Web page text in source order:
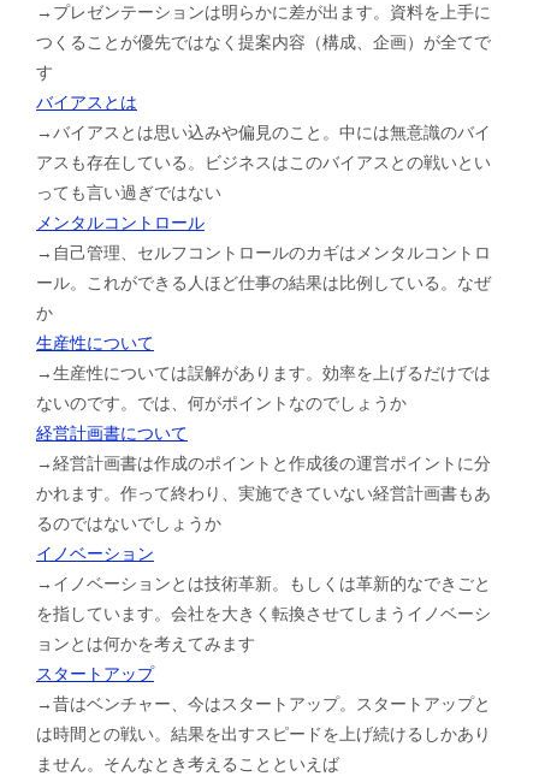
→プレゼンテーションは明らかに差が出ます。資料を上手に
つくることが優先ではなく提案内容（構成、企画）が全てで
す
バイアスとは
→バイアスとは思い込みや偏見のこと。中には無意識のバイ
アスも存在している。ビジネスはこのバイアスとの戦いとい
っても言い過ぎではない
メンタルコントロール
→自己管理、セルフコントロールのカギはメンタルコントロ
ール。これができる人ほど仕事の結果は比例している。なぜ
か
生産性について
→生産性については誤解があります。効率を上げるだけでは
ないのです。では、何がポイントなのでしょうか
経営計画書について
→経営計画書は作成のポイントと作成後の運営ポイントに分
かれます。作って終わり、実施できていない経営計画書もあ
るのではないでしょうか
イノベーション
→イノベーションとは技術革新。もしくは革新的なできごと
を指しています。会社を大きく転換させてしまうイノベーシ
ョンとは何かを考えてみます
スタートアップ
→昔はベンチャー、今はスタートアップ。スタートアップと
は時間との戦い。結果を出すスピードを上げ続けるしかあり
ません。そんなとき考えることといえば